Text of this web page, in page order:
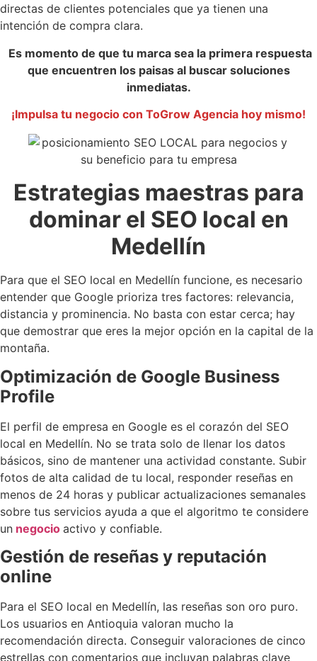
directas de clientes potenciales que ya tienen una
intención de compra clara.
Es momento de que tu marca sea la primera respuesta
que encuentren los paisas al buscar soluciones
inmediatas.
¡Impulsa tu negocio con ToGrow Agencia hoy mismo!
Estrategias maestras para
dominar el SEO local en
Medellín
Para que el SEO local en Medellín funcione, es necesario
entender que Google prioriza tres factores: relevancia,
distancia y prominencia. No basta con estar cerca; hay
que demostrar que eres la mejor opción en la capital de la
montaña.
Optimización de Google Business
Profile
El perfil de empresa en Google es el corazón del SEO
local en Medellín. No se trata solo de llenar los datos
básicos, sino de mantener una actividad constante. Subir
fotos de alta calidad de tu local, responder reseñas en
menos de 24 horas y publicar actualizaciones semanales
sobre tus servicios ayuda a que el algoritmo te considere
un negocio activo y confiable.
Gestión de reseñas y reputación
online
Para el SEO local en Medellín, las reseñas son oro puro.
Los usuarios en Antioquia valoran mucho la
recomendación directa. Conseguir valoraciones de cinco
estrellas con comentarios que incluyan palabras clave